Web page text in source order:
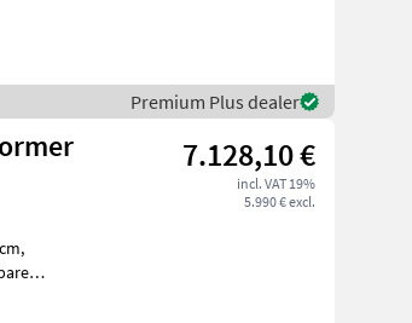
Premium Plus dealer
7.128,10 €
incl. VAT 19%
5.990 € excl.